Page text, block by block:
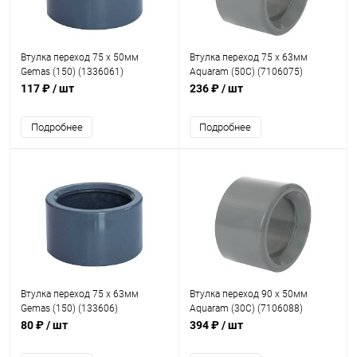
Втулка переход 75 x 50мм
Gemas (150) (1336061)
117 ₽/ шт
Подробнее
Втулка переход 75 x 63мм
Aquaram (50C) (7106075)
236 ₽/ шт
Подробнее
Втулка переход 75 x 63мм
Gemas (150) (133606)
80 ₽/ шт
Втулка переход 90 x 50мм
Aquaram (30C) (7106088)
394 ₽/ шт